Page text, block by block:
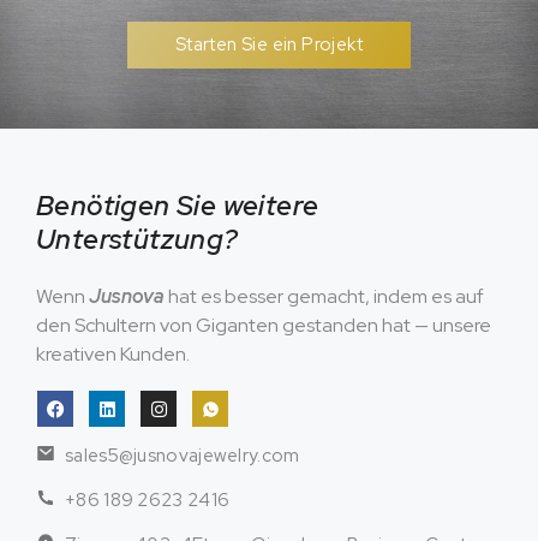
Starten Sie ein Projekt
Benötigen Sie weitere
Unterstützung?
WennJusnova hat es besser gemacht, indem es auf
den Schultern von Giganten gestanden hat — unsere
kreativen Kunden.
sales5@jusnovajewelry.com
+86 189 2623 2416